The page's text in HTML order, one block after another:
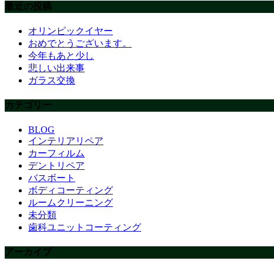
最近の投稿
オリンピックイヤー
おめでとうございます。
今年もあと少し
悲しい出来事
ガラス交換
カテゴリー
BLOG
インテリアリペア
カーフィルム
デントリペア
バスボート
ボディコーティング
ルームクリーニング
未分類
歯科ユニットコーティング
アーカイブ